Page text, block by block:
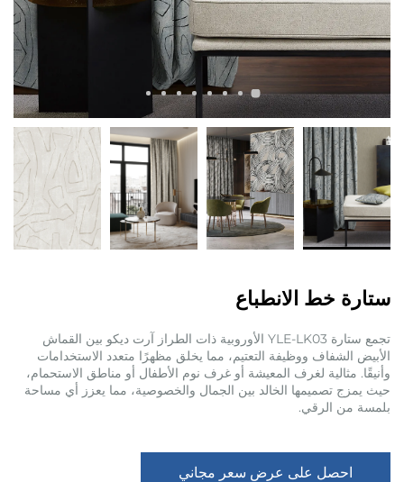
ستارة خط الانطباع
تجمع ستارة YLE-LK03 الأوروبية ذات الطراز آرت ديكو بين القماش
الأبيض الشفاف ووظيفة التعتيم، مما يخلق مظهرًا متعدد الاستخدامات
وأنيقًا. مثالية لغرف المعيشة أو غرف نوم الأطفال أو مناطق الاستحمام،
حيث يمزج تصميمها الخالد بين الجمال والخصوصية، مما يعزز أي مساحة
بلمسة من الرقي.
احصل على عرض سعر مجاني